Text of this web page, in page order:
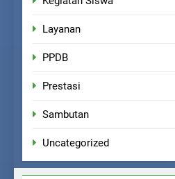
Layanan
PPDB
Prestasi
Sambutan
Uncategorized